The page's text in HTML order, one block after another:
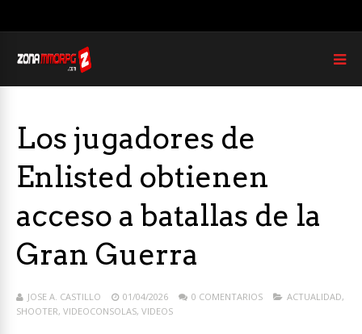
Los jugadores de
Enlisted obtienen
acceso a batallas de la
Gran Guerra
JOSE A. CASTILLO 01/04/2026 0 COMENTARIOS ACTUALIDAD,
SHOOTER, VIDEOCONSOLAS, VIDEOS